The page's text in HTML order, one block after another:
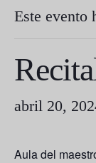
Este evento
abril 20,
Aula del